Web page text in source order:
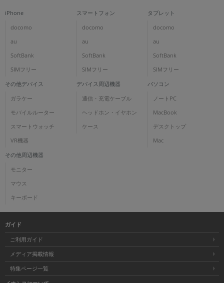
iPhone
docomo
au
SoftBank
SIMフリー
スマートフォン
docomo
au
SoftBank
SIMフリー
タブレット
docomo
au
SoftBank
SIMフリー
その他デバイス
ガラケー
モバイルルーター
スマートウォッチ
VR機器
デバイス周辺機器
通信・充電ケーブル
ヘッドホン・イヤホン
ケース
パソコン
ノートPC
MacBook
デスクトップ
Mac
その他周辺機器
モニター
マウス
キーボード
ガイド
ご利用ガイド
メディア掲載情報
特集ページ一覧